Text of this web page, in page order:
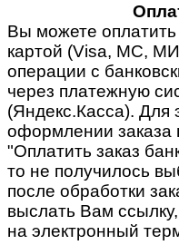
Вы можете оплатить
картой (Visa, MC,
операции с
через платежную
(Яндекс.Касса). Для
оформлении заказа
"Оплатить заказ
то не получилось
после обработки
выслать Вам
на электронный